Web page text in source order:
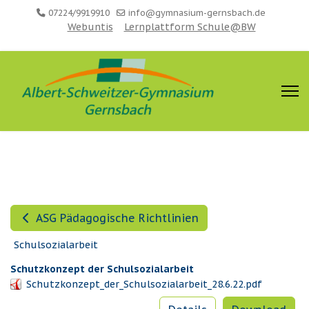
07224/9919910 info@gymnasium-gernsbach.de
Webuntis Lernplattform Schule@BW
ASG Pädagogische Richtlinien
Schulsozialarbeit
Schutzkonzept der Schulsozialarbeit
Schutzkonzept_der_Schulsozialarbeit_28.6.22.pdf